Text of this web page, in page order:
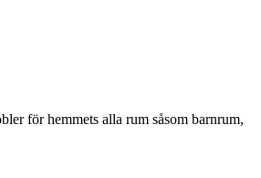
för hemmets alla rum såsom barnrum,